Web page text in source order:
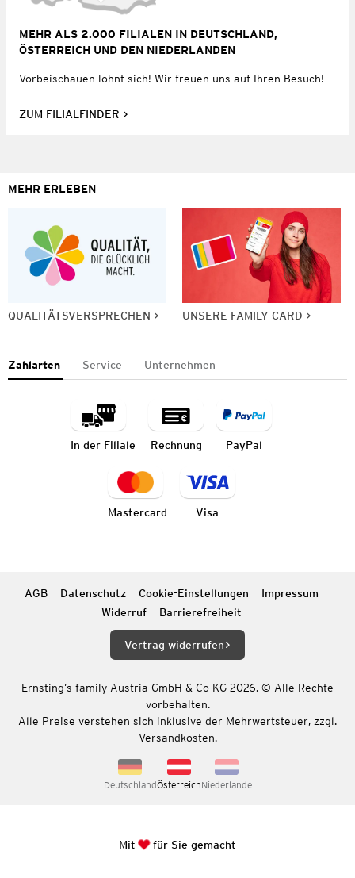
MEHR ALS 2.000 FILIALEN IN DEUTSCHLAND,
ÖSTERREICH UND DEN NIEDERLANDEN
Vorbeischauen lohnt sich! Wir freuen uns auf Ihren Besuch!
ZUM FILIALFINDER
MEHR ERLEBEN
QUALITÄTSVERSPRECHEN UNSERE FAMILY CARD
Zahlarten Service Unternehmen
In der Filiale Rechnung PayPal
Mastercard Visa
AGB Datenschutz Cookie-Einstellungen
Impressum
Widerruf
Barrierefreiheit
Vertrag widerrufen
Ernsting’s family Austria GmbH & Co KG 2026. © Alle Rechte
vorbehalten.
Alle Preise verstehen sich inklusive der Mehrwertsteuer, zzgl.
Versandkosten.
DeutschlandÖsterreichNiederlande
Mit für Sie gemacht